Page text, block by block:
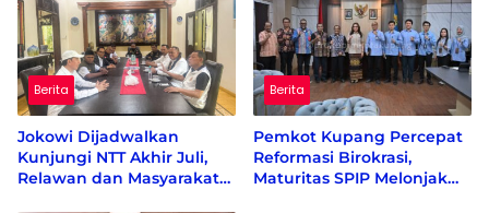
Berita
Jokowi Dijadwalkan
Kunjungi NTT Akhir Juli,
Relawan dan Masyarakat
Berita
Pemkot Kupang Percepat
Reformasi Birokrasi,
Maturitas SPIP Melonjak
Berita